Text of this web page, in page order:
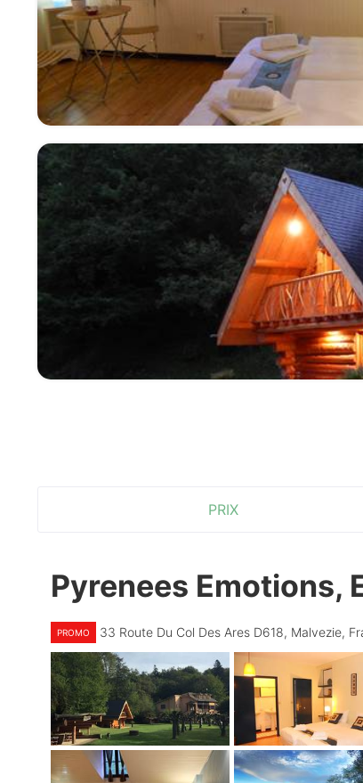
PRIX
Pyrenees Emotions,
PROMO 33 Route Du Col Des Ares D618, Malvezie,